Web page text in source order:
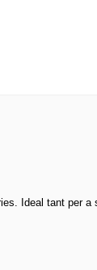
Ideal tant per a